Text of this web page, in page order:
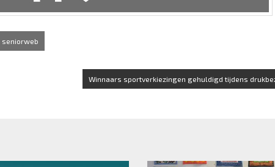
seniorweb
Winnaars sportverkiezingen gehuldigd tijdens